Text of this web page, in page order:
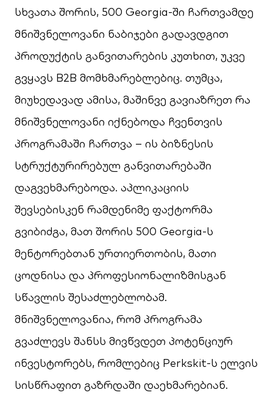
სხვათა შორის, 500 Georgia-ში ჩართვამდე
მნიშვნელოვანი ნაბიჯები გადავდგით
პროდუქტის განვითარების კუთხით, უკვე
გვყავს B2B მომხმარებლებიც. თუმცა,
მიუხედავად ამისა, მაშინვე გავიაზრეთ რა
მნიშვნელოვანი იქნებოდა ჩვენთვის
პროგრამაში ჩართვა – ის ბიზნესის
სტრუქტურირებულ განვითარებაში
დაგვეხმარებოდა. აპლიკაციის
შევსებისკენ რამდენიმე ფაქტორმა
გვიბიძგა, მათ შორის 500 Georgia-ს
მენტორებთან ურთიერთობის, მათი
ცოდნისა და პროფესიონალიზმისგან
სწავლის შესაძლებლობამ.
მნიშვნელოვანია, რომ პროგრამა
გვაძლევს შანსს მივწვდეთ პოტენციურ
ინვესტორებს, რომლებიც Perkskit-ს ელვის
სისწრაფით გაზრდაში დაეხმარებიან.